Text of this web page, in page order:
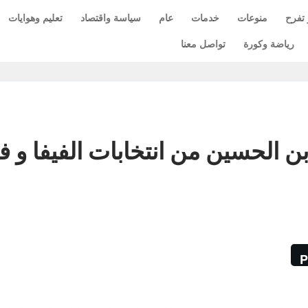
تفرح منوعات خدمات عام سياسة واقتصاد
تعليم وهوايات
رياضة وكورة تواصل معنا
الحسين من انتخابات الفيفا و